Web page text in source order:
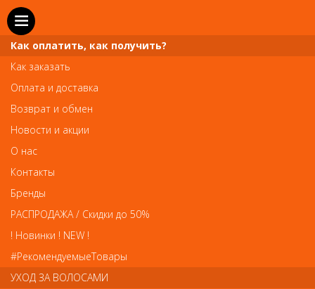
SEO
Как оплатить, как получить?
Как заказать
Оплата и доставка
Возврат и обмен
Новости и акции
О нас
Контакты
Бренды
РАСПРОДАЖА / Скидки до 50%
! Новинки ! NEW !
#РекомендуемыеТовары
УХОД ЗА ВОЛОСАМИ